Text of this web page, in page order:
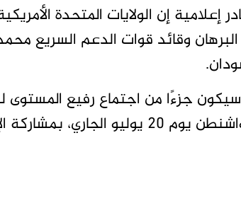
إن الولايات المتحدة
وقائد قوات الدعم السريع
جزءًا من اجتماع رفيع المستوى
السودان، والذي سيعقد في واشنطن يوم 20